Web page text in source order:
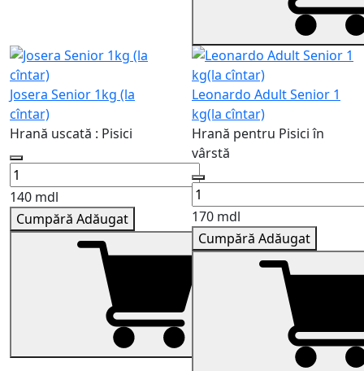
Josera Senior 1kg (la
cîntar)
Hrană uscată : Pisici
140 mdl
Cumpără Adăugat
Leonardo Adult Senior 1
kg(la cîntar)
Hrană pentru Pisici în
vârstă
170 mdl
Cumpără Adăugat